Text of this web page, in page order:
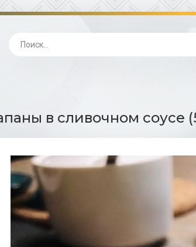
в сливочном соусе